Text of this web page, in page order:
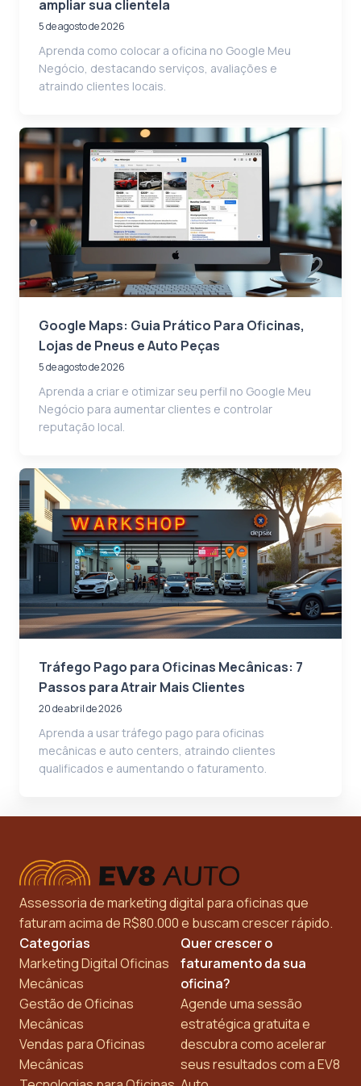
ampliar sua clientela
5 de agosto de 2026
Aprenda como colocar a oficina no Google Meu
Negócio, destacando serviços, avaliações e
atraindo clientes locais.
Google Maps: Guia Prático Para Oficinas,
Lojas de Pneus e Auto Peças
5 de agosto de 2026
Aprenda a criar e otimizar seu perfil no Google Meu
Negócio para aumentar clientes e controlar
reputação local.
Tráfego Pago para Oficinas Mecânicas: 7
Passos para Atrair Mais Clientes
20 de abril de 2026
Aprenda a usar tráfego pago para oficinas
mecânicas e auto centers, atraindo clientes
qualificados e aumentando o faturamento.
Assessoria de marketing digital para oficinas que
faturam acima de R$80.000 e buscam crescer rápido.
Categorias
Marketing Digital Oficinas
Mecânicas
Gestão de Oficinas
Mecânicas
Vendas para Oficinas
Mecânicas
Quer crescer o
faturamento da sua
oficina?
Agende uma sessão
estratégica gratuita e
descubra como acelerar
seus resultados com a EV8